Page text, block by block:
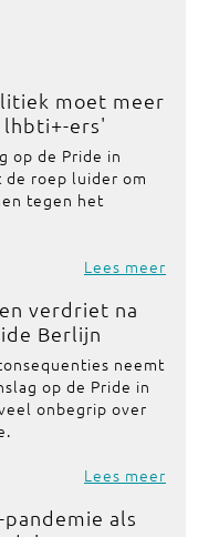
moet meer
lhbti+-ers'
op de Pride in
roep luider om
tegen het
Lees meer
verdriet na
Berlijn
neemt
op de Pride in
onbegrip over
Lees meer
pandemie als